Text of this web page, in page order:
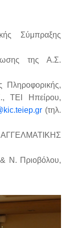
Σύμπραξης
της Α.Σ.
ΤΕΙ Ηπείρου,
(τηλ.
Ν. Πριοβόλου,